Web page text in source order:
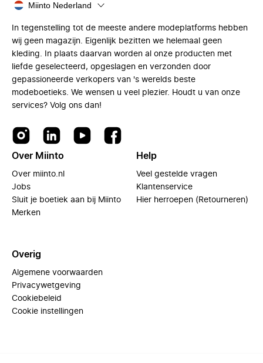
Miinto Nederland
In tegenstelling tot de meeste andere modeplatforms hebben
wij geen magazijn. Eigenlijk bezitten we helemaal geen
kleding. In plaats daarvan worden al onze producten met
liefde geselecteerd, opgeslagen en verzonden door
gepassioneerde verkopers van 's werelds beste
modeboetieks. We wensen u veel plezier. Houdt u van onze
services? Volg ons dan!
Over Miinto
Over miinto.nl
Jobs
Sluit je boetiek aan bij Miinto
Merken
Help
Veel gestelde vragen
Klantenservice
Hier herroepen (Retourneren)
Overig
Algemene voorwaarden
Privacywetgeving
Cookiebeleid
Cookie instellingen